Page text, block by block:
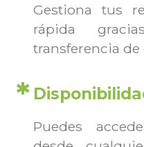
Gestiona tus
rápida
transferencia de
Puedes